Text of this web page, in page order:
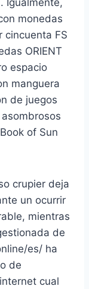
monedas
cincuenta FS
ORIENT
espacio
manguera
de juegos
of Sun
crupier deja
un ocurrir
mientras
de
es/ ha
de
cual